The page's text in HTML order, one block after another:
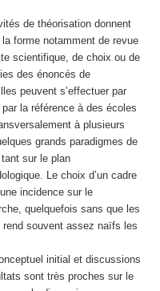
de théorisation donnent
forme notamment de revue
scientifique, de choix ou de
des énoncés de
peuvent s’effectuer par
la référence à des écoles
à plusieurs
grands paradigmes de
sur le plan
Le choix d’un cadre
incidence sur le
quelquefois sans que les
rend souvent assez naïfs les
initial et discussions
sont très proches sur le